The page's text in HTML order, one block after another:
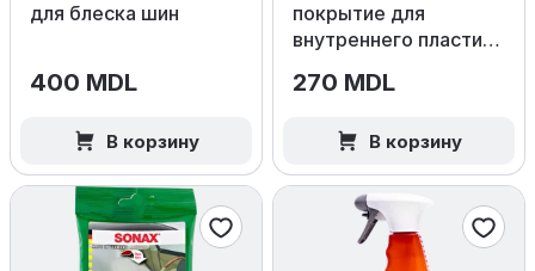
для блеска шин
400 MDL
В корзину
покрытие для
внутреннего пластика
270 MDL
В корзину